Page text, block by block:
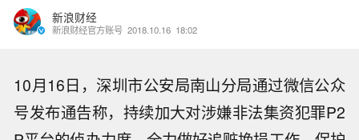
新浪财经
新浪财经官方账号 2018.10.16 18:02
10月16日，深圳市公安局南山分局通过微信公众
号发布通告称，持续加大对涉嫌非法集资犯罪P2